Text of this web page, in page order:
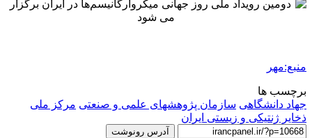
منبع:مهر
برچسب ها
جهاد دانشگاهی سازمان پژوهشهای علمی و صنعتی مرکز ملی
ذخایر ژنتیکی و زیستی ایران
آدرس رونوشت